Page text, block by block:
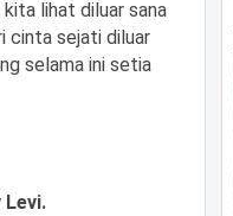
kita lihat diluar sana
cinta sejati diluar
selama ini setia
Levi.